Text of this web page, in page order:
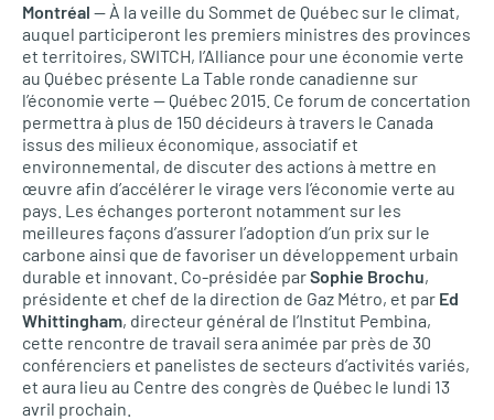
Montréal — À la veille du Sommet de Québec sur le climat,
auquel participeront les premiers ministres des provinces
et territoires, SWITCH, l’Alliance pour une économie verte
au Québec présente La Table ronde canadienne sur
l’économie verte — Québec 2015. Ce forum de concertation
permettra à plus de 150 décideurs à travers le Canada
issus des milieux économique, associatif et
environnemental, de discuter des actions à mettre en
œuvre afin d’accélérer le virage vers l’économie verte au
pays. Les échanges porteront notamment sur les
meilleures façons d’assurer l’adoption d’un prix sur le
carbone ainsi que de favoriser un développement urbain
durable et innovant. Co-présidée parSophie Brochu,
présidente et chef de la direction de Gaz Métro, et par Ed
Whittingham, directeur général de l’Institut Pembina,
cette rencontre de travail sera animée par près de 30
conférenciers et panelistes de secteurs d’activités variés,
et aura lieu au Centre des congrès de Québec le lundi 13
avril prochain.